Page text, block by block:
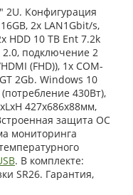
2U. Конфигурация
2x LAN1Gbit/s,
HDD 10 TB Ent 7.2k
2.0, подключение 2
(FHD)), 1x COM-
2Gb. Windows 10
430Вт),
427x686x88мм,
защита ОС
мониторинга
. В комплекте:
SR26. Гарантия,